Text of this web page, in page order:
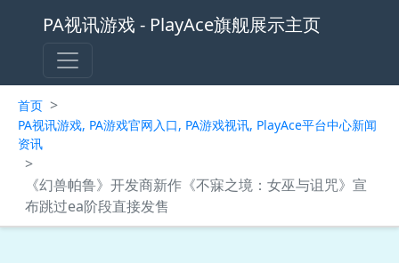
PA视讯游戏 - PlayAce旗舰展示主页
首页 >
PA视讯游戏, PA游戏官网入口, PA游戏视讯, PlayAce平台中心新闻
资讯
>
《幻兽帕鲁》开发商新作《不寐之境：女巫与诅咒》宣
布跳过ea阶段直接发售